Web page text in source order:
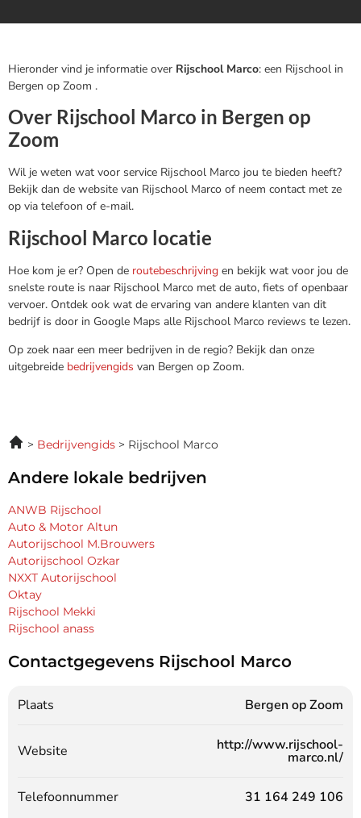
Hieronder vind je informatie over Rijschool Marco: een Rijschool in
Bergen op Zoom .
Over Rijschool Marco in Bergen op
Zoom
Wil je weten wat voor service Rijschool Marco jou te bieden heeft?
Bekijk dan de website van Rijschool Marco of neem contact met ze
op via telefoon of e-mail.
Rijschool Marco locatie
Hoe kom je er? Open de routebeschrijving en bekijk wat voor jou de
snelste route is naar Rijschool Marco met de auto, fiets of openbaar
vervoer. Ontdek ook wat de ervaring van andere klanten van dit
bedrijf is door in Google Maps alle Rijschool Marco reviews te lezen.
Op zoek naar een meer bedrijven in de regio? Bekijk dan onze
uitgebreide bedrijvengids van Bergen op Zoom.
Bedrijvengids Rijschool Marco
Andere lokale bedrijven
ANWB Rijschool
Auto & Motor Altun
Autorijschool M.Brouwers
Autorijschool Ozkar
NXXT Autorijschool
Oktay
Rijschool Mekki
Rijschool anass
Contactgegevens Rijschool Marco
Plaats Bergen op Zoom
Website http://www.rijschool-
marco.nl/
Telefoonnummer 31 164 249 106